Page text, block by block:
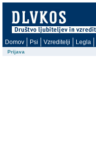
Domov Psi Vzreditelji Legla
Prijava